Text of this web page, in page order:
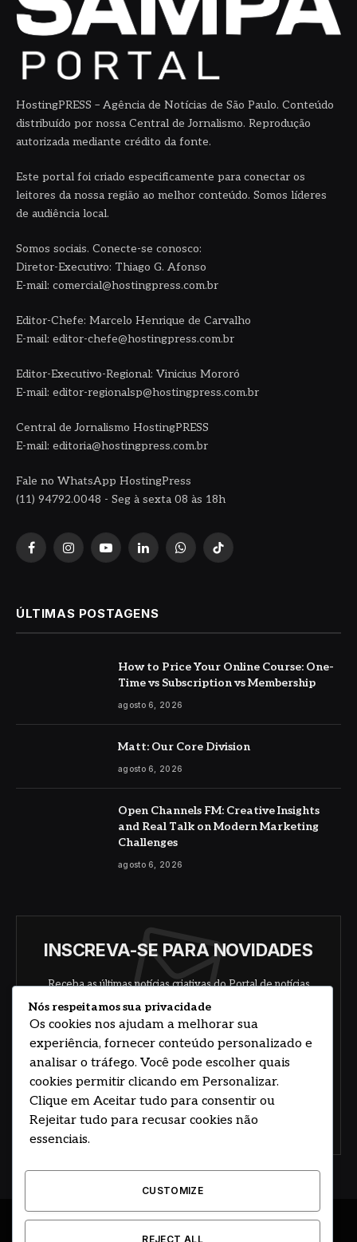
HostingPRESS – Agência de Notícias de São Paulo. Conteúdo
distribuído por nossa Central de Jornalismo. Reprodução
autorizada mediante crédito da fonte.
Este portal foi criado especificamente para conectar os
leitores da nossa região ao melhor conteúdo. Somos líderes
de audiência local.
Somos sociais. Conecte-se conosco:
Diretor-Executivo: Thiago G. Afonso
E-mail: comercial@hostingpress.com.br
Editor-Chefe: Marcelo Henrique de Carvalho
E-mail: editor-chefe@hostingpress.com.br
Editor-Executivo-Regional: Vinicius Mororó
E-mail: editor-regionalsp@hostingpress.com.br
Central de Jornalismo HostingPRESS
E-mail: editoria@hostingpress.com.br
Fale no WhatsApp HostingPress
(11) 94792.0048 - Seg à sexta 08 às 18h
FacebookInstagramYouTubeLinkedInWhatsAppTikTok
ÚLTIMAS POSTAGENS
How to Price Your Online Course: One-
Time vs Subscription vs Membership
agosto 6, 2026
Matt: Our Core Division
agosto 6, 2026
Open Channels FM: Creative Insights
and Real Talk on Modern Marketing
Challenges
agosto 6, 2026
INSCREVA-SE PARA NOVIDADES
Receba as últimas notícias criativas do Portal de notícias
sobre arte, design e negócios.
Concorde com nossos termos e acordo de
© 2026 DESENVOLVIDO POR HOSTING PRIME BRASIL
Nós respeitamos sua privacidade
Os cookies nos ajudam a melhorar sua
experiência, fornecer conteúdo personalizado e
analisar o tráfego. Você pode escolher quais
cookies permitir clicando em Personalizar.
Clique em Aceitar tudo para consentir ou
Rejeitar tudo para recusar cookies não
essenciais.
CUSTOMIZE
REJECT ALL